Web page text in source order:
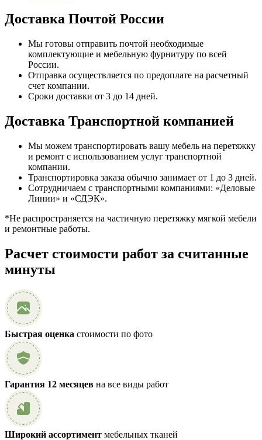
Доставка Почтой России
Мы готовы отправить почтой необходимые
комплектующие и мебельную фурнитуру по всей
России.
Отправка осуществляется по предоплате на расчетный
счет компании.
Сроки доставки от 3 до 14 дней.
Доставка Транспортной компанией
Мы можем транспортировать вашу мебель на перетяжку
и ремонт с использованием услуг транспортной
компании.
Транспортировка заказа обычно занимает от 1 до 3 дней.
Сотрудничаем с транспортными компаниями: «Деловые
Линии» и «СДЭК».
*Не распространяется на частичную перетяжку мягкой мебели
и ремонтные работы.
Расчет стоимости работ за считанные
минуты
Быстрая оценка стоимости по фото
Гарантия 12 месяцев на все виды работ
Широкий ассортимент мебельных тканей